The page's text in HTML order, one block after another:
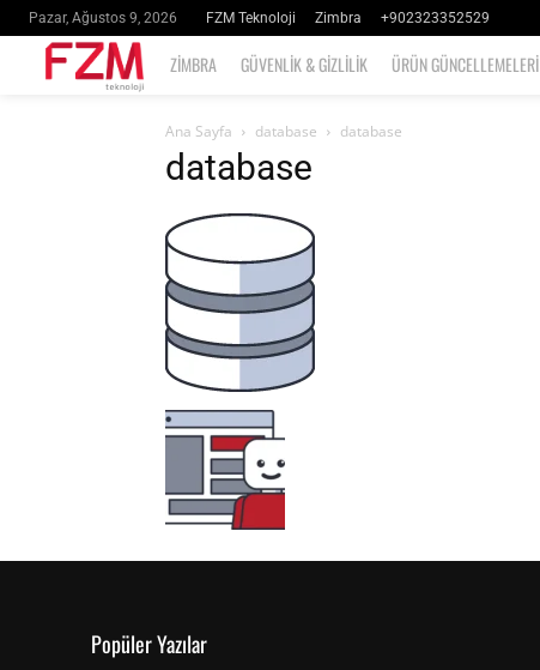
Pazar, Ağustos 9, 2026 FZM Teknoloji Zimbra +902323352529
ZIMBRA GÜVENLIK & GIZLILIK ÜRÜN GÜNCELLEMELERI
Ana Sayfa database database
database
Popüler Yazılar